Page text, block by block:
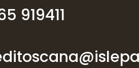
919411